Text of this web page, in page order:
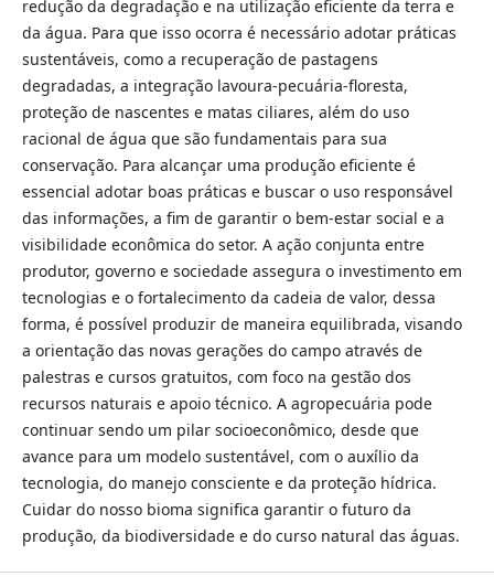
redução da degradação e na utilização eficiente da terra e
da água. Para que isso ocorra é necessário adotar práticas
sustentáveis, como a recuperação de pastagens
degradadas, a integração lavoura-pecuária-floresta,
proteção de nascentes e matas ciliares, além do uso
racional de água que são fundamentais para sua
conservação. Para alcançar uma produção eficiente é
essencial adotar boas práticas e buscar o uso responsável
das informações, a fim de garantir o bem-estar social e a
visibilidade econômica do setor. A ação conjunta entre
produtor, governo e sociedade assegura o investimento em
tecnologias e o fortalecimento da cadeia de valor, dessa
forma, é possível produzir de maneira equilibrada, visando
a orientação das novas gerações do campo através de
palestras e cursos gratuitos, com foco na gestão dos
recursos naturais e apoio técnico. A agropecuária pode
continuar sendo um pilar socioeconômico, desde que
avance para um modelo sustentável, com o auxílio da
tecnologia, do manejo consciente e da proteção hídrica.
Cuidar do nosso bioma significa garantir o futuro da
produção, da biodiversidade e do curso natural das águas.